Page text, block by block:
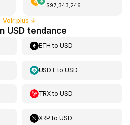
$97,343,246
Voir plus ↓
USD tendance
ETH toUSD
USDT toUSD
TRXtoUSD
XRP toUSD